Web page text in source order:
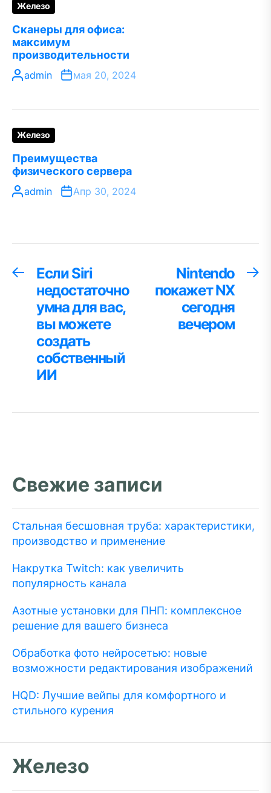
Железо
Сканеры для офиса:
максимум
производительности
admin мая 20, 2024
Железо
Преимущества
физического сервера
admin Апр 30, 2024
Навигация
записям
Предыдущая
запись:
Если Siri
недостаточно
умна для вас,
вы можете
создать
собственный
ИИ
Nintendo
покажет NX
сегодня
вечером
Свежие записи
Стальная бесшовная труба: характеристики,
производство и применение
Накрутка Twitch: как увеличить
популярность канала
Азотные установки для ПНП: комплексное
решение для вашего бизнеса
Обработка фото нейросетью: новые
возможности редактирования изображений
HQD: Лучшие вейпы для комфортного и
стильного курения
Железо